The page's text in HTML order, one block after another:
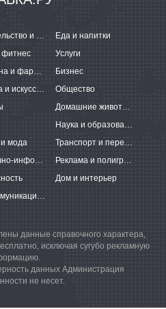
Строительство и ремонт
Еда и напитки
Услуги
Медицина и фармацевтика
Бизнес
Культура и искусство
Общество
Домашние животные
Наука и образование
мода
Транспорт и перевозки
Справочно-информационные системы
Реклама и полиграфия
Дом и интерьер
Телекоммуникации и связь
данные справочного характера,
исключая сугубо рекламную
данных Администрация
не несет.